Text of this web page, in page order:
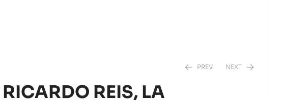
PREV NEXT
REIS, LA